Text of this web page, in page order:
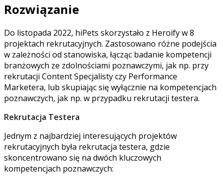
Rozwiązanie
Do listopada 2022, hiPets skorzystało z Heroify w 8
projektach rekrutacyjnych. Zastosowano różne podejścia
w zależności od stanowiska, łącząc badanie kompetencji
branżowych ze zdolnościami poznawczymi, jak np. przy
rekrutacji Content Specjalisty czy Performance
Marketera, lub skupiając się wyłącznie na kompetencjach
poznawczych, jak np. w przypadku rekrutacji testera.
Rekrutacja Testera
Jednym z najbardziej interesujących projektów
rekrutacyjnych była rekrutacja testera, gdzie
skoncentrowano się na dwóch kluczowych
kompetencjach poznawczych: